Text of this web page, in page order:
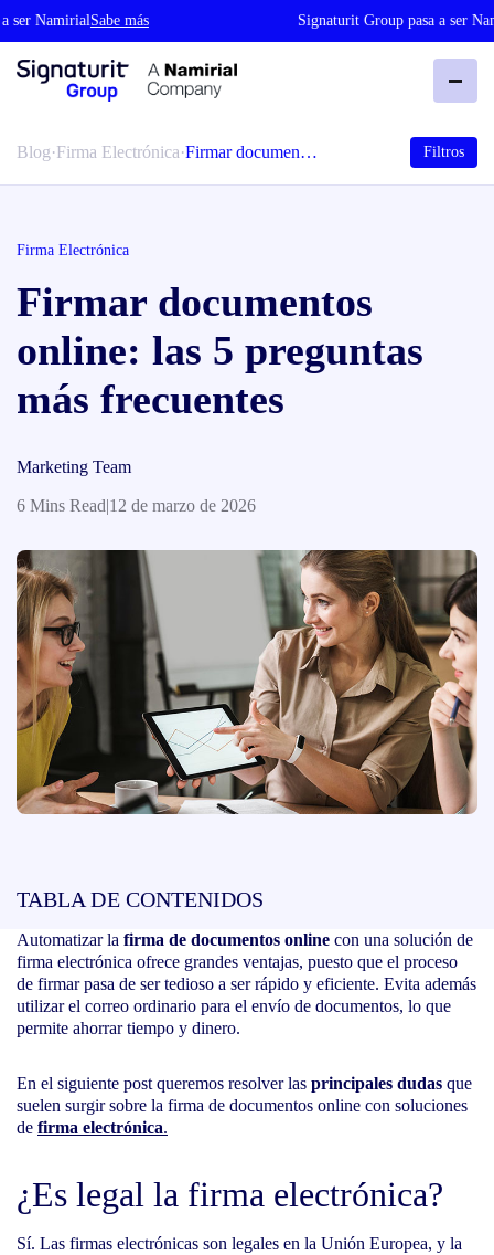
NamirialSabe más Signaturit Group pasa a ser
Blog·Firma Electrónica·Firmar documen… Filtros
Firma Electrónica
Firmar documentos
online: las 5 preguntas
más frecuentes
Marketing Team
6 Mins Read|12 de marzo de 2026
TABLA DE CONTENIDOS
Automatizar la firma de documentos online con una solución de
firma electrónica ofrece grandes ventajas, puesto que el proceso
de firmar pasa de ser tedioso a ser rápido y eficiente. Evita además
utilizar el correo ordinario para el envío de documentos, lo que
permite ahorrar tiempo y dinero.
En el siguiente post queremos resolver las principales dudas que
suelen surgir sobre la firma de documentos online con soluciones
de firma electrónica.
¿Es legal la firma electrónica?
Sí. Las firmas electrónicas son legales en la Unión Europea, y la